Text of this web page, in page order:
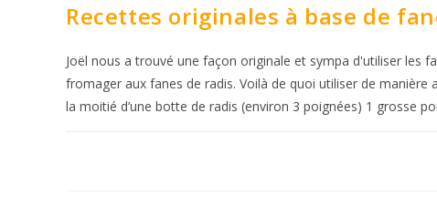
Recettes originales à base de
Joël nous a trouvé une façon originale et sympa d'utiliser les
fromager aux fanes de radis. Voilà de quoi utiliser de
la moitié d’une botte de radis (environ 3 poignées) 1 grosse